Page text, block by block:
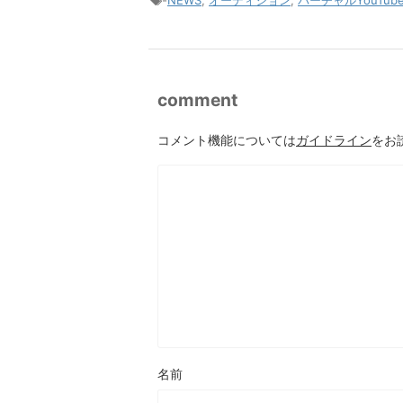
comment
コメント機能についてはガイドラインをお
名前